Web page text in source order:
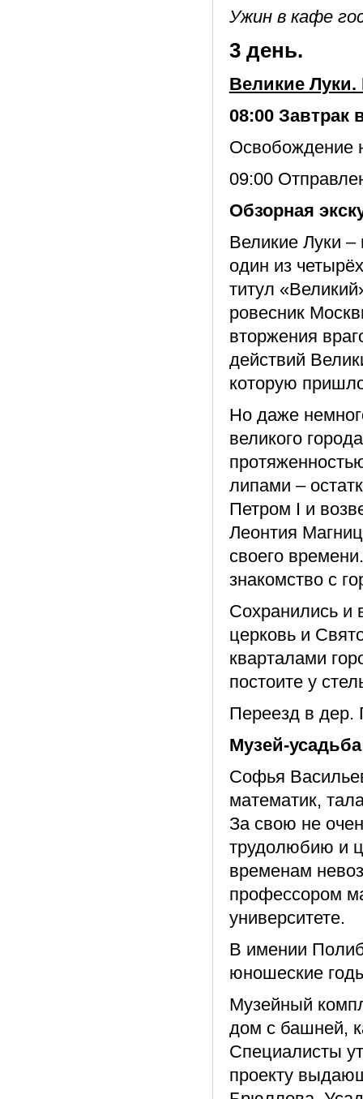
Ужин в кафе
3 день.
Великие
08:00 Завтрак
Освобождение
09:00
Обзорная
Великие Луки –
один из
титул
ровесник
вторжения
действий
которую
Но даже
великого
липами –
Петром I и
Леонтия
своего
знакомство с
Сохранились и
церковь и
кварталами
постоите у
Переезд в дер.
Музей-
Софья
математик,
За свою не
трудолюбию и
временам
профессором
университете.
В имении
юношеские
Музейный
дом с башней,
Специалисты
проекту